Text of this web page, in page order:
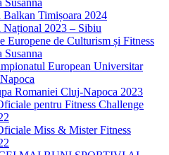
Susanna
Balkan Timișoara 2024
Național 2023 – Sibiu
Europene de Culturism și Fitness
Susanna
European Universitar
Romaniei Cluj-Napoca 2023
pentru Fitness Challenge
Miss & Mister Fitness